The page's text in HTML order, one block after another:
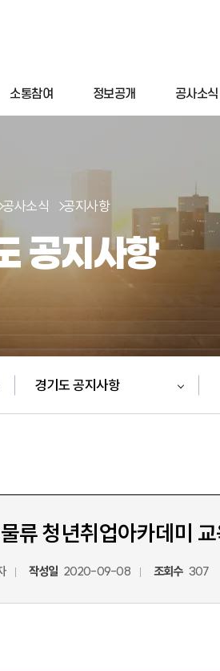
소통참여 정보공개 공사소식
공사소식 공지사항
공지사항
경기도 공지사항
류 청년취업아카데미
작성일 2020-09-08 조회수 307